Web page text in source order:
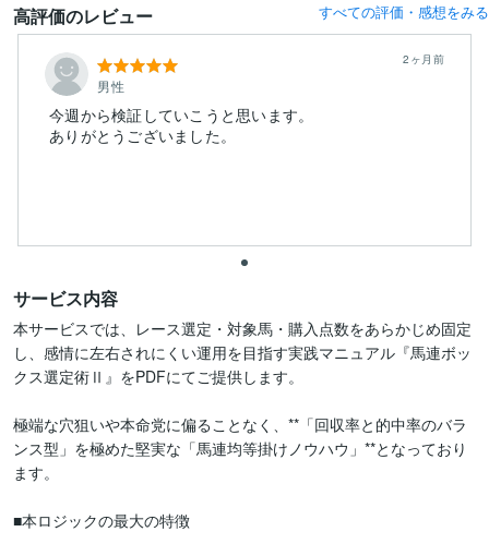
高評価のレビュー すべての評価・感想をみる
男性
2ヶ月前
今週から検証していこうと思います。
ありがとうございました。
サービス内容
​本サービスでは、レース選定・対象馬・購入点数をあらかじめ固定
し、感情に左右されにくい運用を目指す実践マニュアル『馬連ボッ
クス選定術Ⅱ』をPDFにてご提供します。
​極端な穴狙いや本命党に偏ることなく、**「回収率と的中率のバラ
ンス型」を極めた堅実な「馬連均等掛けノウハウ」**となっており
ます。
​■本ロジックの最大の特徴